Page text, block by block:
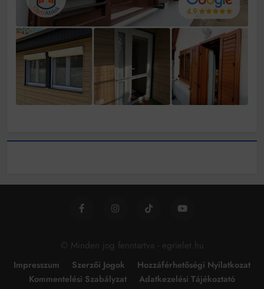
© Minden jog fenntartva - egrielet.hu
Impresszum Szerzői Jogok
Hozzáférhetőségi Nyilatkozat
Kommentelési Szabályzat
Adatkezelési Tájékoztató